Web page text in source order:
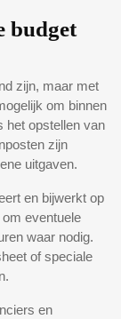
budget
zijn, maar met
om binnen
het opstellen van
zijn
uitgaven.
en bijwerkt op
eventuele
waar nodig.
of speciale
en